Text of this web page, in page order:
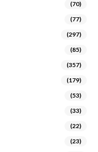
(70)
(77)
(297)
(85)
(357)
(179)
(53)
(33)
(22)
(23)